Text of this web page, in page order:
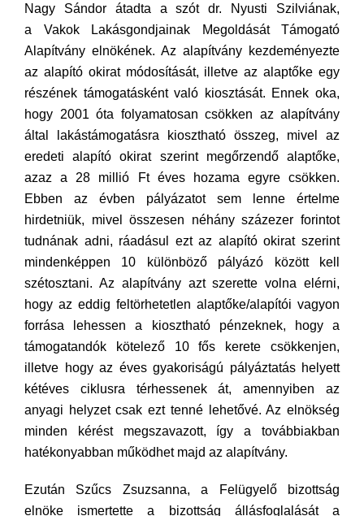
Nagy Sándor átadta a szót dr. Nyusti Szilviának,
a Vakok Lakásgondjainak Megoldását Támogató
Alapítvány elnökének. Az alapítvány kezdeményezte
az alapító okirat módosítását, illetve az alaptőke egy
részének támogatásként való kiosztását. Ennek oka,
hogy 2001 óta folyamatosan csökken az alapítvány
által lakástámogatásra kiosztható összeg, mivel az
eredeti alapító okirat szerint megőrzendő alaptőke,
azaz a 28 millió Ft éves hozama egyre csökken.
Ebben az évben pályázatot sem lenne értelme
hirdetniük, mivel összesen néhány százezer forintot
tudnának adni, ráadásul ezt az alapító okirat szerint
mindenképpen 10 különböző pályázó között kell
szétosztani. Az alapítvány azt szerette volna elérni,
hogy az eddig feltörhetetlen alaptőke/alapítói vagyon
forrása lehessen a kiosztható pénzeknek, hogy a
támogatandók kötelező 10 fős kerete csökkenjen,
illetve hogy az éves gyakoriságú pályáztatás helyett
kétéves ciklusra térhessenek át, amennyiben az
anyagi helyzet csak ezt tenné lehetővé. Az elnökség
minden kérést megszavazott, így a továbbiakban
hatékonyabban működhet majd az alapítvány.
Ezután Szűcs Zsuzsanna, a Felügyelő bizottság
elnöke ismertette a bizottság állásfoglalását a